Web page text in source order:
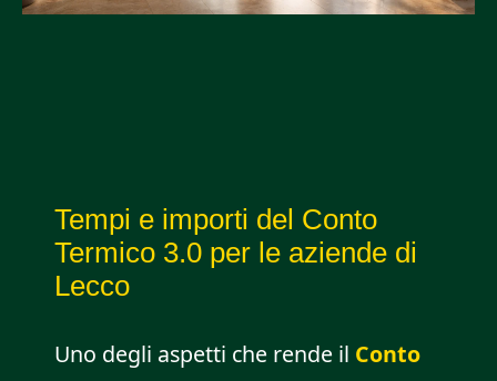
Tempi e importi del Conto
Termico 3.0 per le aziende di
Lecco
Uno degli aspetti che rende il Conto